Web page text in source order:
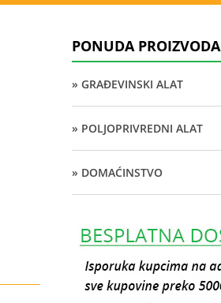
PONUDA PROIZVODA
» GRAĐEVINSKI ALAT
» POLJOPRIVREDNI ALAT
» DOMAĆINSTVO